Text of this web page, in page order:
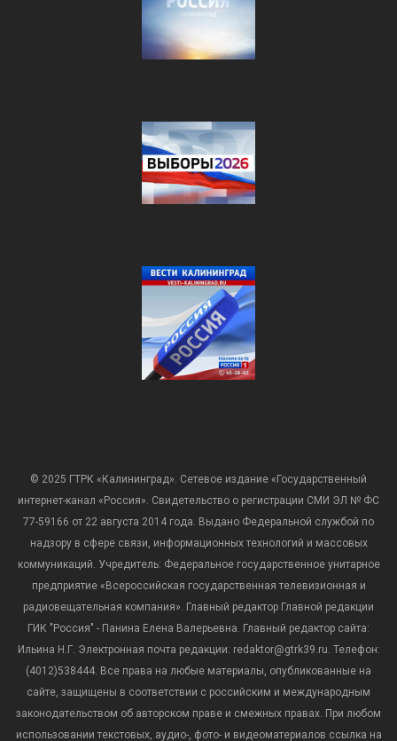
© 2025 ГТРК «Калининград». Сетевое издание «Государственный
интернет-канал «Россия». Свидетельство о регистрации СМИ ЭЛ № ФС
77-59166 от 22 августа 2014 года. Выдано Федеральной службой по
надзору в сфере связи, информационных технологий и массовых
коммуникаций. Учредитель: Федеральное государственное унитарное
предприятие «Всероссийская государственная телевизионная и
радиовещательная компания». Главный редактор Главной редакции
ГИК "Россия" - Панина Елена Валерьевна. Главный редактор сайта:
Ильина Н.Г. Электронная почта редакции: redaktor@gtrk39.ru. Телефон:
(4012)538444. Все права на любые материалы, опубликованные на
сайте, защищены в соответствии с российским и международным
законодательством об авторском праве и смежных правах. При любом
использовании текстовых, аудио-, фото- и видеоматериалов ссылка на